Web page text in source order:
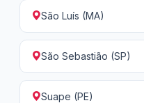
São Luís (MA)
São Sebastião (SP)
Suape (PE)